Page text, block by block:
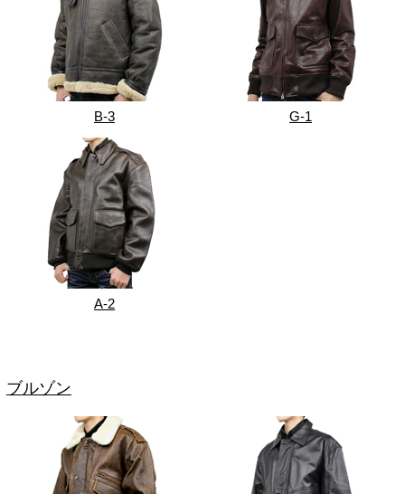
B-3 G-1
A-2
ブルゾン